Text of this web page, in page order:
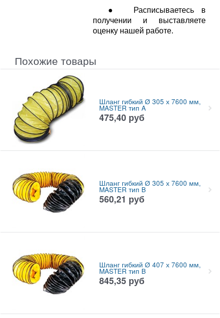
● Расписываетесь в
получении и выставляете
оценку нашей работе.
Похожие товары
Шланг гибкий Ø 305 х 7600 мм,
MASTER тип A
475,40 руб
Шланг гибкий Ø 305 х 7600 мм,
MASTER тип B
560,21 руб
Шланг гибкий Ø 407 х 7600 мм,
MASTER тип B
845,35 руб